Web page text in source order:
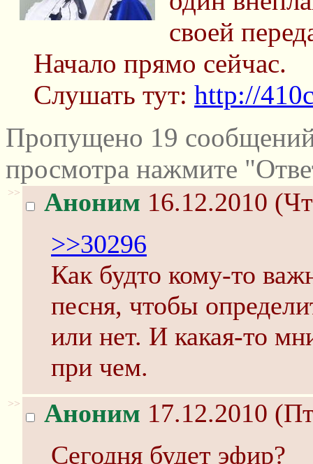
своей
Начало прямо сейчас.
Слушать тут: http://
Пропущено 19
просмотра нажмите
>> Аноним 16.12.2010
>>30296
Как будто кому-то
песня, чтобы
или нет. И какая-то
при чем.
>> Аноним 17.12.2010
Сегодня будет эфир?